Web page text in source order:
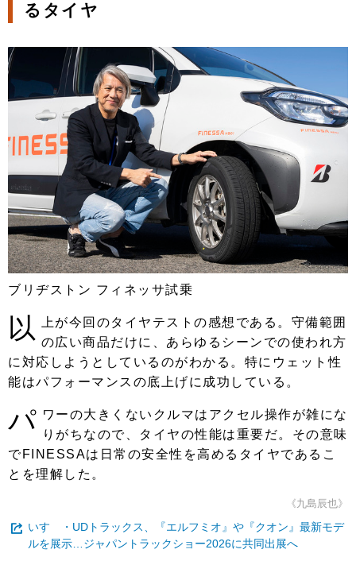
るタイヤ
ブリヂストン フィネッサ試乗
以
上が今回のタイヤテストの感想である。守備範囲
の広い商品だけに、あらゆるシーンでの使われ方
に対応しようとしているのがわかる。特にウェット性
能はパフォーマンスの底上げに成功している。
パ ワーの大きくないクルマはアクセル操作が雑にな
りがちなので、タイヤの性能は重要だ。その意味
でFINESSAは日常の安全性を高めるタイヤであるこ
とを理解した。
《九島辰也》
いすゞ・UDトラックス、『エルフミオ』や『クオン』最新モデ
ルを展示…ジャパントラックショー2026に共同出展へ